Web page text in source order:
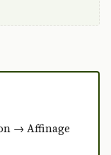
→ Affinage